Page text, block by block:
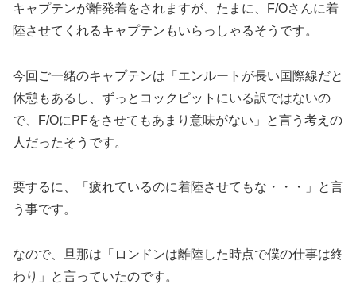
キャプテンが離発着をされますが、たまに、F/Oさんに着
陸させてくれるキャプテンもいらっしゃるそうです。
今回ご一緒のキャプテンは「エンルートが長い国際線だと
休憩もあるし、ずっとコックピットにいる訳ではないの
で、F/OにPFをさせてもあまり意味がない」と言う考えの
人だったそうです。
要するに、「疲れているのに着陸させてもな・・・」と言
う事です。
なので、旦那は「ロンドンは離陸した時点で僕の仕事は終
わり」と言っていたのです。